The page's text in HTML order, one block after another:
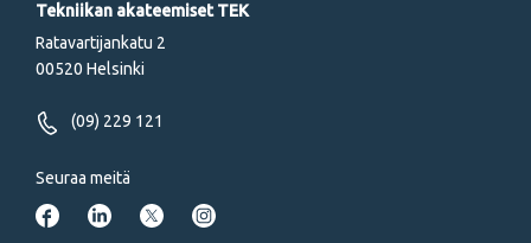
Tekniikan akateemiset TEK
Ratavartijankatu 2
00520 Helsinki
(09) 229 121
Seuraa meitä